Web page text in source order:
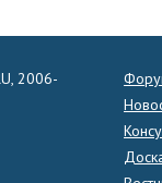
2006-